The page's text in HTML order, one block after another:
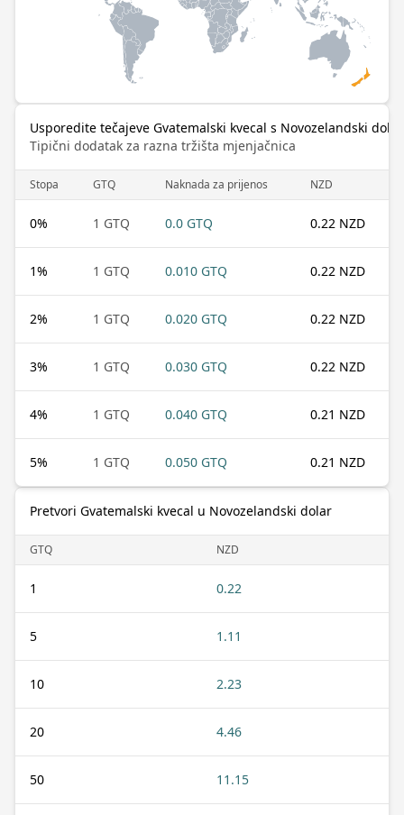
Usporedite tečajeve Gvatemalski kvecal s Novozelandski dolar
Tipični dodatak za razna tržišta mjenjačnica
Stopa GTQ Naknada za prijenos NZD
0% 1 GTQ 0.0 GTQ 0.22 NZD
1% 1 GTQ 0.010 GTQ 0.22 NZD
2% 1 GTQ 0.020 GTQ 0.22 NZD
3% 1 GTQ 0.030 GTQ 0.22 NZD
4% 1 GTQ 0.040 GTQ 0.21 NZD
5% 1 GTQ 0.050 GTQ 0.21 NZD
Pretvori Gvatemalski kvecal u Novozelandski dolar
GTQ NZD
1 0.22
5 1.11
10 2.23
20 4.46
50 11.15